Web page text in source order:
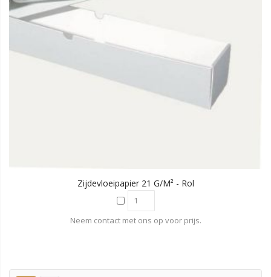
Zijdevloeipapier 21 G/m² - Rol
Neem contact met ons op voor prijs.